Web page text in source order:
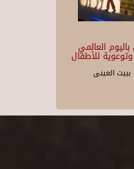
العالمي
وتوعوية للأطفال
ببيت العينى